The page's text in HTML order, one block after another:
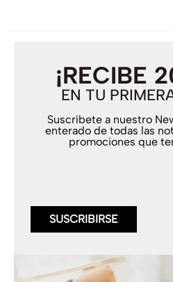
¡RECIBE
EN TU
Suscríbete a nuestro
enterado de todas las
promociones que
SUSCRIBIRSE